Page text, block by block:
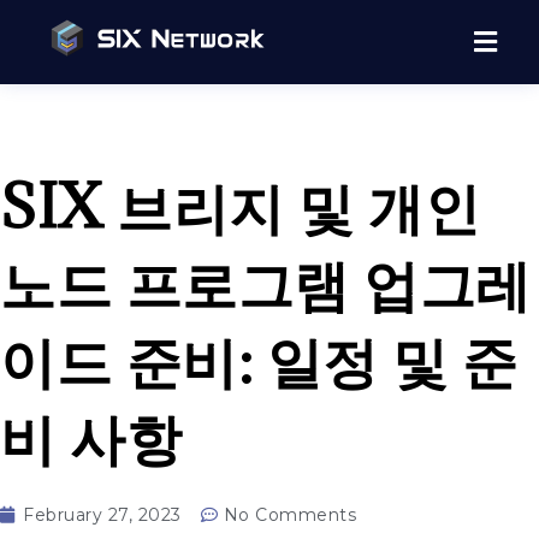
SIX 브리지 및 개인
노드 프로그램 업그레
이드 준비: 일정 및 준
비 사항
February 27, 2023 No Comments